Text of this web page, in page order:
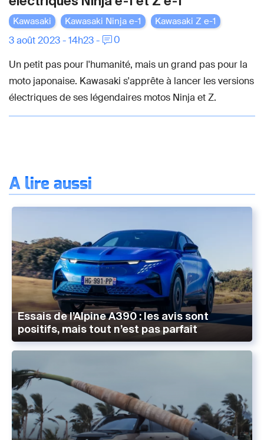
Kawasaki Kawasaki Ninja e-1 Kawasaki Z e-1
3 août 2023 - 14h23 -
0
Un petit pas pour l'humanité, mais un grand pas pour la
moto japonaise. Kawasaki s'apprête à lancer les versions
électriques de ses légendaires motos Ninja et Z.
À lire aussi
Essais de l’Alpine A390 : les avis sont
positifs, mais tout n’est pas parfait